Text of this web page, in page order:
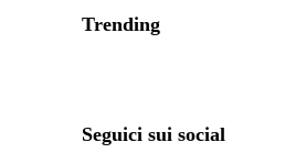
Trending
Seguici sui social